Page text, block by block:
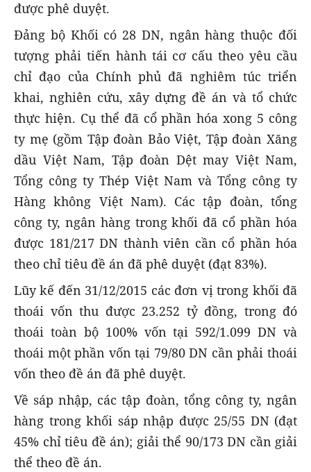
được phê duyệt.
Đảng bộ Khối có 28 DN, ngân hàng thuộc đối
tượng phải tiến hành tái cơ cấu theo yêu cầu
chỉ đạo của Chính phủ đã nghiêm túc triển
khai, nghiên cứu, xây dựng đề án và tổ chức
thực hiện. Cụ thể đã cổ phần hóa xong 5 công
ty mẹ (gồm Tập đoàn Bảo Việt, Tập đoàn Xăng
dầu Việt Nam, Tập đoàn Dệt may Việt Nam,
Tổng công ty Thép Việt Nam và Tổng công ty
Hàng không Việt Nam). Các tập đoàn, tổng
công ty, ngân hàng trong khối đã cổ phần hóa
được 181/217 DN thành viên cần cổ phần hóa
theo chỉ tiêu đề án đã phê duyệt (đạt 83%).
Lũy kế đến 31/12/2015 các đơn vị trong khối đã
thoái vốn thu được 23.252 tỷ đồng, trong đó
thoái toàn bộ 100% vốn tại 592/1.099 DN và
thoái một phần vốn tại 79/80 DN cần phải thoái
vốn theo đề án đã phê duyệt.
Về sáp nhập, các tập đoàn, tổng công ty, ngân
hàng trong khối sáp nhập được 25/55 DN (đạt
45% chỉ tiêu đề án); giải thể 90/173 DN cần giải
thể theo đề án.